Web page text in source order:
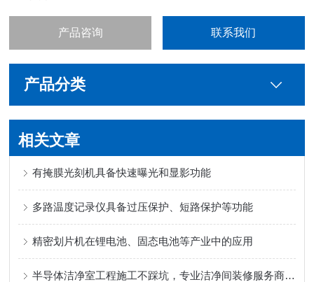
产品咨询 联系我们
产品分类
相关文章
有掩膜光刻机具备快速曝光和显影功能
多路温度记录仪具备过压保护、短路保护等功能
精密划片机在锂电池、固态电池等产业中的应用
半导体洁净室工程施工不踩坑，专业洁净间装修服务商推荐